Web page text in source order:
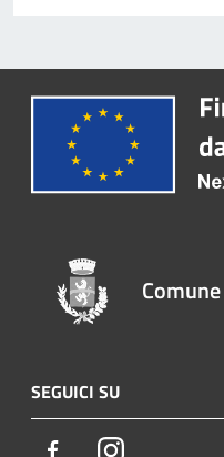
SEGUICI SU
FacebookInstagram